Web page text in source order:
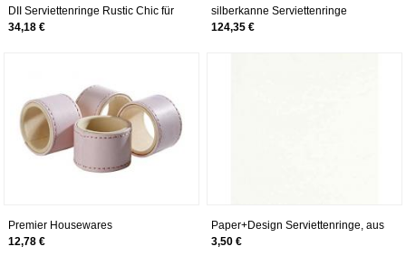
DII Serviettenringe Rustic Chic für
Dinner Party Holzband Set of 6
34,18 €
silberkanne Serviettenringe
Fadenmuster L 6 cm 6er Satz für
124,35 €
Premier Housewares
Serviettenringe, Lederoptik, Rose,
12,78 €
Paper+Design Serviettenringe, aus
Filz, orange 4037698137516
3,50 €